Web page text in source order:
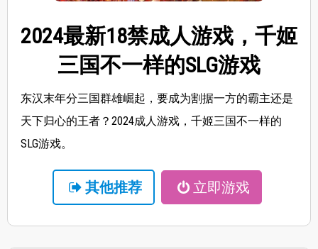
2024最新18禁成人游戏，千姬
三国不一样的SLG游戏
东汉末年分三国群雄崛起，要成为割据一方的霸主还是
天下归心的王者？2024成人游戏，千姬三国不一样的
SLG游戏。
其他推荐 立即游戏